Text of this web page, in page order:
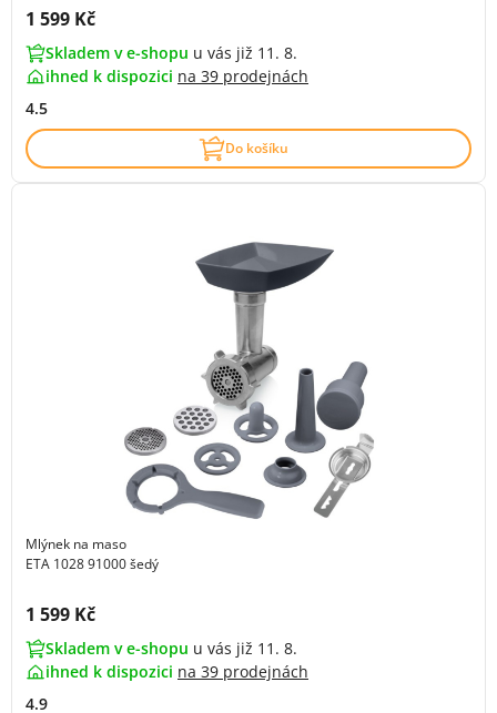
Cena s DPH:
1 599 Kč
Skladem v e-shopu u vás již 11. 8.
ihned k dispozici na 39 prodejnách
4.5
Do košíku
Mlýnek na maso
ETA 1028 91000 šedý
Cena s DPH:
1 599 Kč
Skladem v e-shopu u vás již 11. 8.
ihned k dispozici na 39 prodejnách
4.9